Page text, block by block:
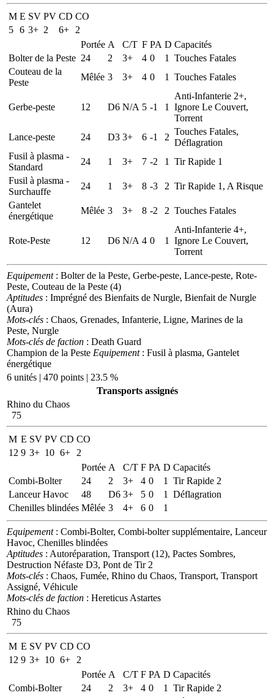
M E SV PV CD CO
5 6 3+ 2 6+
2
Portée A C/T F PA D Capacités
Bolter de la Peste 24 2 3+ 4 0 1
Touches Fatales
Couteau de la
Peste
Mêlée 3 3+ 4 0 1 Touches Fatales
Gerbe-peste 12 D6 N/A 5 -1 1
Anti-Infanterie 2+,
Ignore Le Couvert,
Torrent
Lance-peste
24 D3 3+ 6 -1 2
Touches Fatales,
Déflagration
Fusil à plasma -
Standard
24 1 3+ 7 -2 1
Tir Rapide 1
Fusil à plasma -
Surchauffe
24 1 3+ 8 -3 2 Tir Rapide 1, A Risque
Gantelet
énergétique
Mêlée 3 3+ 8 -2 2 Touches Fatales
Rote-Peste 12 D6 N/A 4 0 1
Anti-Infanterie 4+,
Ignore Le Couvert,
Torrent
Equipement: Bolter de la Peste, Gerbe-peste, Lance-peste, Rote-
Peste, Couteau de la Peste (4)
Aptitudes : Imprégné des Bienfaits de Nurgle, Bienfait de Nurgle
(Aura)
Mots-clés : Chaos, Grenades, Infanterie, Ligne, Marines de la
Peste, Nurgle
Mots-clés de faction : Death Guard
Champion de la Peste Equipement: Fusil à plasma, Gantelet
énergétique
6 unités | 470 points | 23.5 %
Transports assignés
Rhino du Chaos
75
M E SV PV CD CO
12 9 3+ 10 6+
2
Portée A C/T F PA D Capacités
Combi-Bolter
24 2 3+ 4 0 1
Tir Rapide 2
Lanceur Havoc
48 D6 3+ 5 0 1
Déflagration
Chenilles blindées Mêlée 3 4+ 6 0 1
Equipement: Combi-Bolter, Combi-bolter supplémentaire, Lanceur
Havoc, Chenilles blindées
Aptitudes : Autoréparation, Transport (12), Pactes Sombres,
Destruction Néfaste D3, Pont de Tir 2
Mots-clés : Chaos, Fumée, Rhino du Chaos, Transport, Transport
Assigné, Véhicule
Mots-clés de faction : Hereticus Astartes
Rhino du Chaos
75
M E SV PV CD CO
12 9 3+ 10 6+
2
Portée A C/T F PA D Capacités
Combi-Bolter
24 2 3+ 4 0 1
Tir Rapide 2